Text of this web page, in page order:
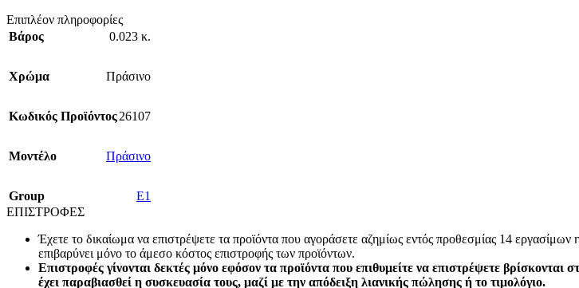
Επιπλέον πληροφορίες
Βάρος
0.023 κ.
Χρώμα Πράσινο
Κωδικός Προϊόντος26107
Mοντέλο Πράσινο
Group
E1
ΕΠΙΣΤΡΟΦΕΣ
Έχετε το δικαίωμα να επιστρέψετε τα προϊόντα που αγοράσετε αζημίως εντός προθεσμίας 14
επιβαρύνει μόνο το άμεσο κόστος επιστροφής των προϊόντων.
Επιστροφές γίνονται δεκτές μόνο εφόσον τα προϊόντα που επιθυμείτε να επιστρέψετε
έχει παραβιασθεί η συσκευασία τους, μαζί με την απόδειξη λιανικής πώλησης ή το τιμολόγιο.